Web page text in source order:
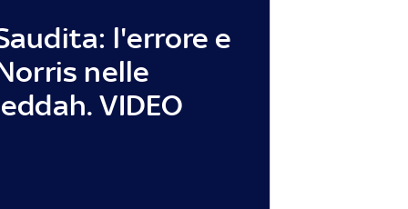
l'errore e
nelle
VIDEO